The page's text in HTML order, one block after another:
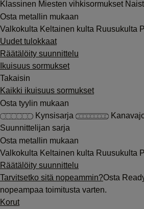
Klassinen Miesten vihkisormukset
Osta metallin mukaan
Valkokulta Keltainen kulta Ruusukulta
Uudet tulokkaat
Räätälöity suunnittelu
Ikuisuus sormukset
Takaisin
Kaikki ikuisuus sormukset
Osta tyylin mukaan
Kynsisarja
Suunnittelijan sarja
Osta metallin mukaan
Valkokulta Keltainen kulta Ruusukulta
Räätälöity suunnittelu
Tarvitsetko sitä nopeammin?Osta
nopeampaa toimitusta varten.
Korut